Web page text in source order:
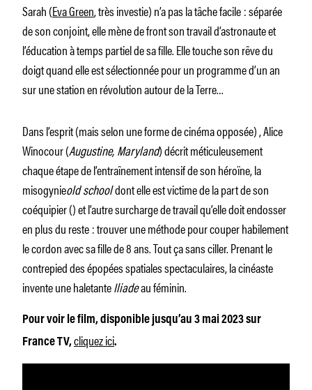
Sarah (Eva Green, très investie) n’a pas la tâche facile : séparée
de son conjoint, elle mène de front son travail d’astronaute et
l’éducation à temps partiel de sa fille. Elle touche son rêve du
doigt quand elle est sélectionnée pour un programme d’un an
sur une station en révolution autour de la Terre…
Dans l’esprit (mais selon une forme de cinéma opposée) , Alice
Winocour (Augustine, Maryland) décrit méticuleusement
chaque étape de l’entraînement intensif de son héroïne, la
misogynieold schooldont elle est victime de la part de son
coéquipier () et l’autre surcharge de travail qu’elle doit endosser
en plus du reste : trouver une méthode pour couper habilement
le cordon avec sa fille de 8 ans. Tout ça sans ciller. Prenant le
contrepied des épopées spatiales spectaculaires, la cinéaste
invente une haletanteIliadeau féminin.
Pour voir le film, disponible jusqu’au 3 mai 2023 sur
France TV,cliquez ici.